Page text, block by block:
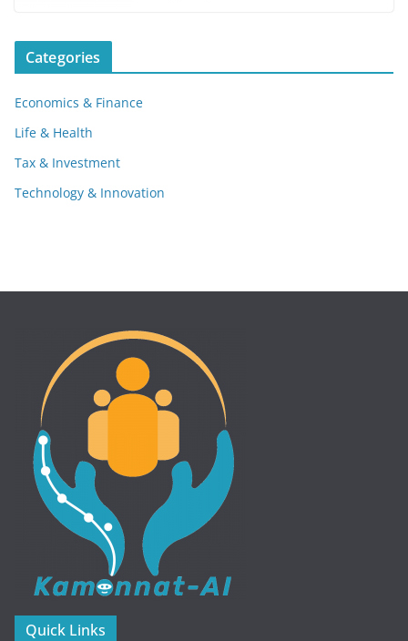
Categories
Economics & Finance
Life & Health
Tax & Investment
Technology & Innovation
Quick Links